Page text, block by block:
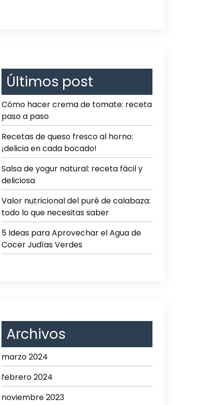
Últimos post
Cómo hacer crema de tomate: receta
paso a paso
Recetas de queso fresco al horno:
¡delicia en cada bocado!
Salsa de yogur natural: receta fácil y
deliciosa
Valor nutricional del puré de calabaza:
todo lo que necesitas saber
5 Ideas para Aprovechar el Agua de
Cocer Judías Verdes
Archivos
marzo 2024
febrero 2024
noviembre 2023